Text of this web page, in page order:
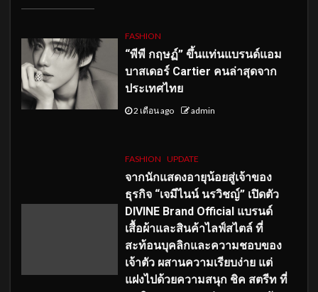
FASHION
“พีพี กฤษฏ์” ขึ้นแท่นแบรนด์แอม
บาสเดอร์ Cartier คนล่าสุดจาก
ประเทศไทย
2 เดือน ago admin
FASHION UPDATE
จากนักแสดงอายุน้อยสู่เจ้าของ
ธุรกิจ “เจมีไนน์ นรวิชญ์” เปิดตัว
DIVINE Brand Official แบรนด์
เสื้อผ้าและสินค้าไลฟ์สไตล์ ที่
สะท้อนบุคลิกและความชอบของ
เจ้าตัว ผสานความเรียบง่าย แต่
แฝงไปด้วยความสนุก ชิค สตรีท ที่